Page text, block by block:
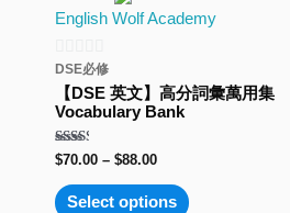
English Wolf Academy
0
out
of
5
DSE必修
【DSE 英文】高分詞彙萬用集
Vocabulary Bank
Rated
2.33
out
of 5
$70.00 – $88.00
Select options